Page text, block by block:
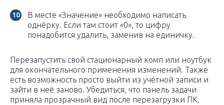
В месте «Значение» необходимо написать
однёрку. Если там стоит «0», то цифру
понадобится удалить, заменив на единичку.
Перезапустить свой стационарный комп или ноутбук
для окончательного применения изменений. Также
есть возможность просто выйти из учётной записи и
зайти в неё заново. Убедиться, что панель задачи
приняла прозрачный вид после перезагрузки ПК.